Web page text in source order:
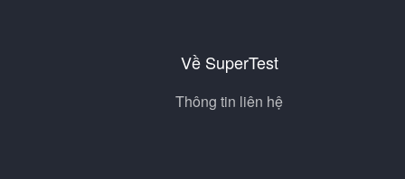
Về SuperTest
Thông tin liên hệ